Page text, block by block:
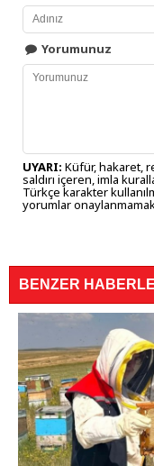
Yorumunuz
UYARI: Küfür, hakaret,
saldırı içeren, imla
Türkçe karakter
yorumlar
BENZER